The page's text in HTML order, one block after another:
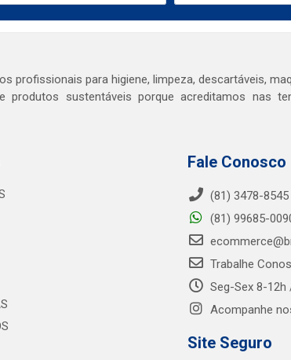
profissionais para higiene, limpeza, descartáveis,
produtos sustentáveis porque acreditamos nas
Fale Conosco
(81) 3478-8545
(81) 99685-
Trabalhe
Seg-Sex 8-12h
Acompanhe
Site Seguro